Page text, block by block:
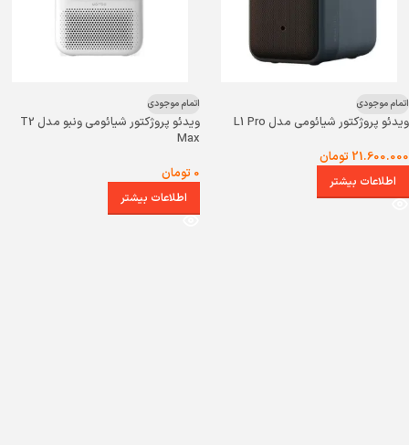
اتمام موجودی
ویدئو پروژکتور شیائومی مدل L1 Pro
21.600.000 تومان
اطلاعات بیشتر
اتمام موجودی
ویدئو پروژکتور شیائومی ونبو مدل T2
Max
0 تومان
اطلاعات بیشتر